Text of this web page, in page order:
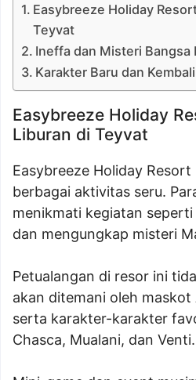
Easybreeze Holiday
Teyvat
Ineffa dan Misteri Bangsa
Karakter Baru dan
Easybreeze Holiday
Liburan di Teyvat
Easybreeze Holiday
berbagai aktivitas seru.
menikmati kegiatan seperti
dan mengungkap misteri
Petualangan di resor ini
akan ditemani oleh maskot
serta karakter-karakter
Chasca, Mualani, dan Venti.